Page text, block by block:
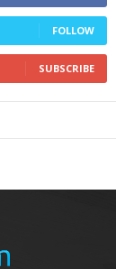
FOLLOW
SUBSCRIBE